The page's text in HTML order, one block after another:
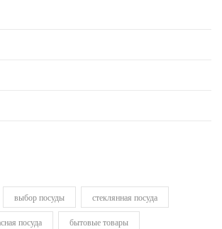
выбор посуды стеклянная посуда
посуда бытовые товары